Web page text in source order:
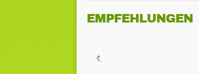
EMPFEHLUNGEN